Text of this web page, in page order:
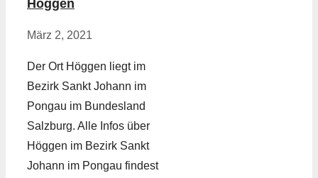
Höggen
März 2, 2021
Der Ort Höggen liegt im
Bezirk Sankt Johann im
Pongau im Bundesland
Salzburg. Alle Infos über
Höggen im Bezirk Sankt
Johann im Pongau findest